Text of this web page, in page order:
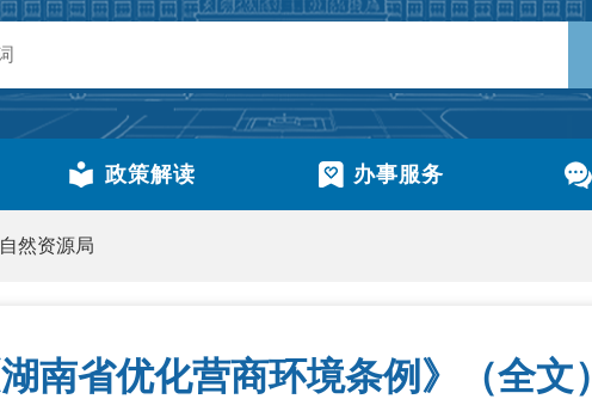
政策解读 办事服务
自然资源局
湖南省优化营商环境条例》（全文）